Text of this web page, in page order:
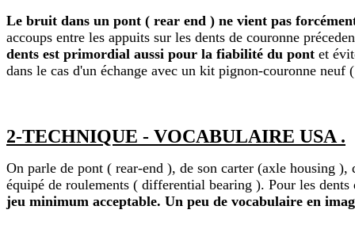
Le bruit dans un pont ( rear end ) ne vient pas
accoups entre les appuits sur les dents de couronne
dents est primordial aussi pour la fiabilité du pont et
dans le cas d'un échange avec un kit pignon-couronne neuf
2-TECHNIQUE - VOCABULAIRE USA .
On parle de pont ( rear-end ), de son carter (axle housing
équipé de roulements ( differential bearing ). Pour les
jeu minimum acceptable. Un peu de vocabulaire en